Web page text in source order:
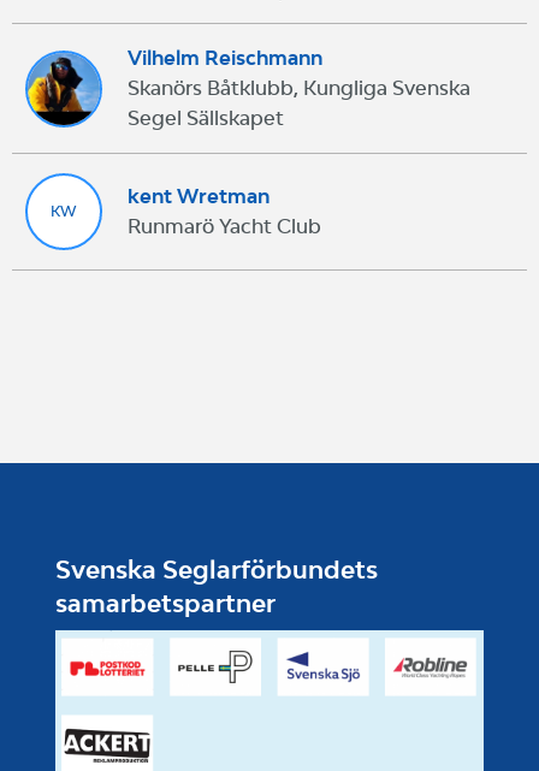
Vilhelm Reischmann
Skanörs Båtklubb, Kungliga Svenska
Segel Sällskapet
KW
kent Wretman
Runmarö Yacht Club
Svenska Seglarförbundets
samarbetspartner